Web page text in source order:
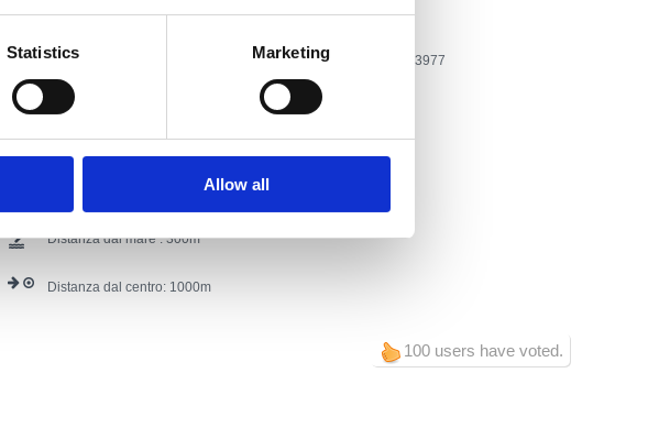
Statistics Marketing
Allow all
Località:Crikvenica
Numeri di contatto : Tel: +385 51 785 522, GSM: +385 91 240 3977
Supplementi :
Distanza dal mare :300
Distanza dal centro: 1000
100 users have voted.